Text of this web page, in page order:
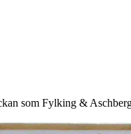
som Fylking &